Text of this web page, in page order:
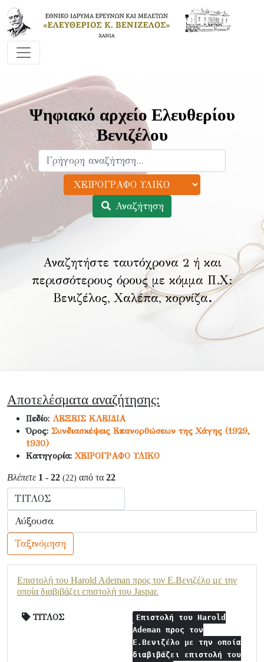
Ψηφιακό αρχείο Ελευθερίου
Βενιζέλου
Αναζήτηση
Αναζητήστε ταυτόχρονα 2 ή και
περισσότερους όρους με κόμμα Π.Χ:
Βενιζέλος, Χαλέπα, κορνίζα.
Αποτελέσματα αναζήτησης:
Πεδίο: ΛΕΞΕΙΣ ΚΛΕΙΔΙΑ
Όρος: Συνδιασκέψεις Επανορθώσεων της Χάγης (1929,
1930)
Κατηγορία:ΧΕΙΡΟΓΡΑΦΟ ΥΛΙΚΟ
Βλέπετε 1 - 22 (22) από τα 22
Ταξινόμηση
Επιστολή του Harold Ademan προς τον Ε.Βενιζέλο με την
οποία διαβιβάζει επιστολή του Jaspar.
ΤΙΤΛΟΣ
Επιστολή του Harold
Ademan προς τον
Ε.Βενιζέλο με την οποία
διαβιβάζει επιστολή του